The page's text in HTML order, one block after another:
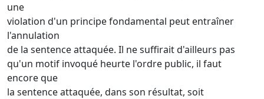
une
violation d'un principe fondamental peut entraîner
l'annulation
de la sentence attaquée. Il ne suffirait d'ailleurs pas
qu'un motif invoqué heurte l'ordre public, il faut
encore que
la sentence attaquée, dans son résultat, soit